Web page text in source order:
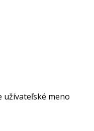
užívateľské meno